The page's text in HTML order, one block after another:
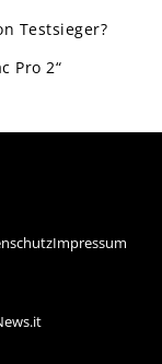
Testsieger?
Pro 2“
Impressum